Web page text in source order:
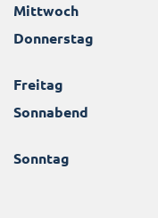
Mittwoch
Donnerstag
Freitag
Sonnabend
Sonntag